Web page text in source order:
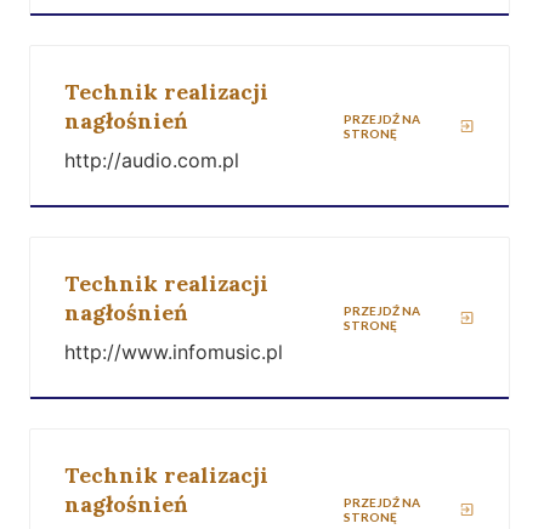
Technik realizacji
nagłośnień
http://audio.com.pl
PRZEJDŹ NA
STRONĘ
Technik realizacji
nagłośnień
http://www.infomusic.pl
PRZEJDŹ NA
STRONĘ
Technik realizacji
nagłośnień
PRZEJDŹ NA
STRONĘ